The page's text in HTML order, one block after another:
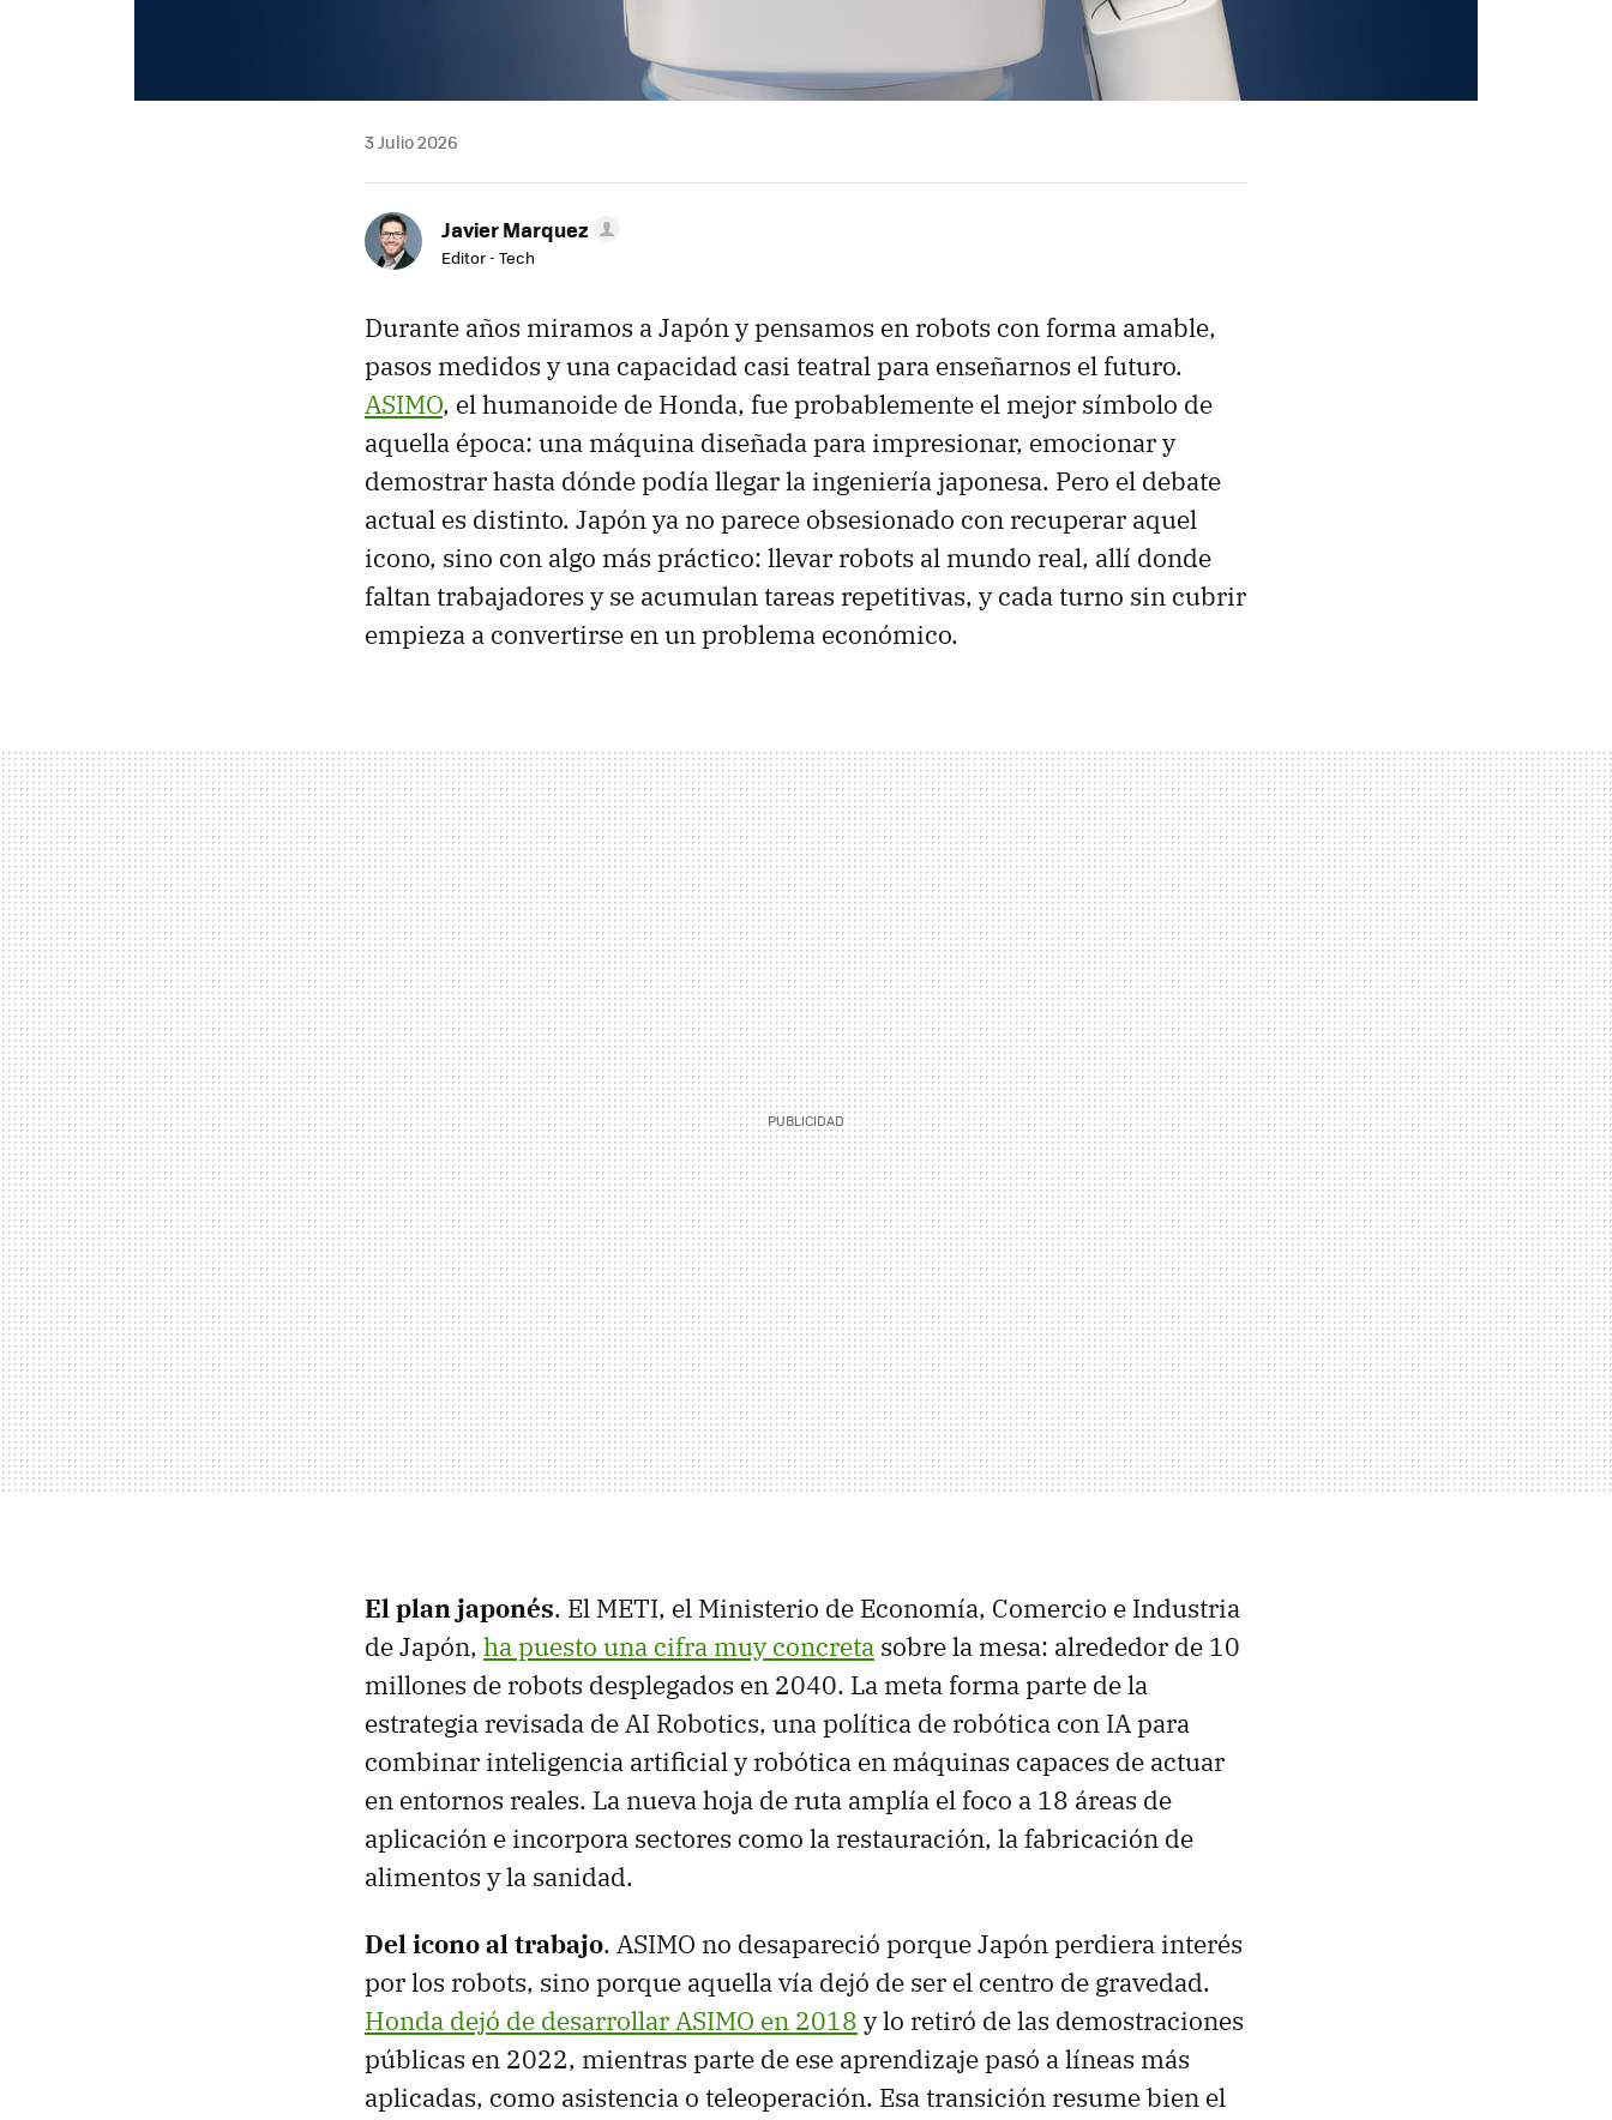
3 Julio 2026
Javier Marquez
Editor - Tech
Durante años miramos a Japón y pensamos en robots con forma amable,
pasos medidos y una capacidad casi teatral para enseñarnos el futuro.
ASIMO, el humanoide de Honda, fue probablemente el mejor símbolo de
aquella época: una máquina diseñada para impresionar, emocionar y
demostrar hasta dónde podía llegar la ingeniería japonesa. Pero el debate
actual es distinto. Japón ya no parece obsesionado con recuperar aquel
icono, sino con algo más práctico: llevar robots al mundo real, allí donde
faltan trabajadores y se acumulan tareas repetitivas, y cada turno sin cubrir
empieza a convertirse en un problema económico.
El plan japonés. El METI, el Ministerio de Economía, Comercio e Industria
de Japón, ha puesto una cifra muy concreta sobre la mesa: alrededor de 10
millones de robots desplegados en 2040. La meta forma parte de la
estrategia revisada de AI Robotics, una política de robótica con IA para
combinar inteligencia artificial y robótica en máquinas capaces de actuar
en entornos reales. La nueva hoja de ruta amplía el foco a 18 áreas de
aplicación e incorpora sectores como la restauración, la fabricación de
alimentos y la sanidad.
Del icono al trabajo. ASIMO no desapareció porque Japón perdiera interés
por los robots, sino porque aquella vía dejó de ser el centro de gravedad.
Honda dejó de desarrollar ASIMO en 2018 y lo retiró de las demostraciones
públicas en 2022, mientras parte de ese aprendizaje pasó a líneas más
aplicadas, como asistencia o teleoperación. Esa transición resume bien el